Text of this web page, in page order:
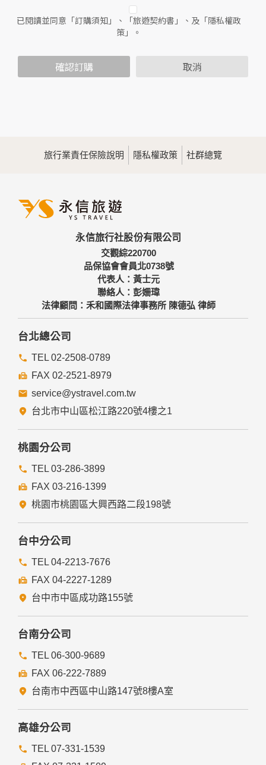
二、個人資料的蒐集、處理及利用方式
當您造訪本網站或使用本網站所提供之功能服務時，我們將視
範圍內處理及利用您的個人資料；非經您書面同意，本網站不
會將個人資料用於其他用途。
為提供精確的服務，我們會將收集的問卷調查內容進行統計與
分析，分析結果之統計數據或說明文字呈現，除供內部研究
三、資料之保護
備及必要的安全防護措施，加以保護網站及您的個人資料採用
嚴格的保護措施，只由經過授權的人員才能接觸您的個人資
料，相關處理人員皆簽有保密合約，如有違反保密義務者，將
會受到相關的法律處分。
如因業務需要有必要委託其他單位提供服務時，本網站亦會嚴
格要求其遵守保密義務，並且採取必要檢查程序以確定其將確
實遵守。
四、網站對外的相關連結
提供的連結，點選進入其他網站。但該連結網站不適用本網站
的隱私權保護政策，您必須參考該連結網站中的隱私權保護政
策。
五、與第三人共用個人資料之政策
本網站絕不會提供、交換、出租或出售任何您的個人資料給其
他個人、團體、私人企業或公務機關，但有法律依據或合約義
務者，不在此限。
前項但書之情形包括不限於：
經由您書面同意。
法律明文規定。
與公務機關或學術研究機構合作，基於公共利益為統計或學術
研究而有必要，且資料經過提供者處理或蒐集者依其揭露方式
無從識別特定之當事人。
當您在網站的行為，違反服務條款或可能損害或妨礙網站與其
揭露您的個人資料是為了辨識、聯絡或採取法律行動所必要
者。
本網站委託廠商協助蒐集、處理或利用您的個人資料時，將對
委外廠商或個人善盡監督管理之責。
六、Cookie之使用
為了提供您最佳的服務，本網站會在您的電腦中放置並取用我
們的Cookie，若您不願接受Cookie的寫入，您可在您使用的
瀏覽器功能項中設定隱私權等級為高，即可拒絕Cookie的寫
七、隱私權保護政策之修正
款將刊登於網站上。
已閱讀並同意「訂購須知」、「旅遊契約書」、及「隱私權政
策」。
確認訂購 取消
旅行業責任保險說明 隱私權政策 社群總覽
永信旅行社股份有限公司
交觀綜220700
品保協會會員北0738號
代表人：黃士元
聯絡人：彭姍瑋
法律顧問：禾和國際法律事務所 陳德弘 律師
台北總公司
TEL 02-2508-0789
FAX 02-2521-8979
service@ystravel.com.tw
台北市中山區松江路220號4樓之1
桃園分公司
TEL 03-286-3899
FAX 03-216-1399
桃園市桃園區大興西路二段198號
台中分公司
TEL 04-2213-7676
FAX 04-2227-1289
台中市中區成功路155號
台南分公司
TEL 06-300-9689
FAX 06-222-7889
台南市中西區中山路147號8樓A室
高雄分公司
TEL 07-331-1539